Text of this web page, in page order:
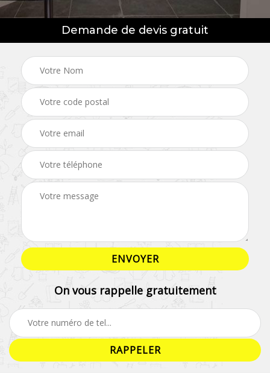
Demande de devis gratuit
On vous rappelle gratuitement